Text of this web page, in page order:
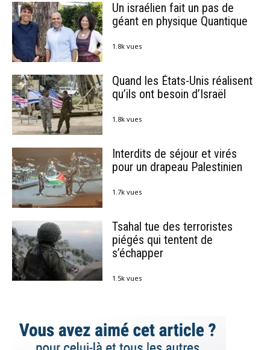
Un israélien fait un pas de
géant en physique Quantique
1.8k vues
Quand les États-Unis réalisent
qu’ils ont besoin d’Israël
1.8k vues
Interdits de séjour et virés
pour un drapeau Palestinien
1.7k vues
Tsahal tue des terroristes
piégés qui tentent de
s’échapper
1.5k vues